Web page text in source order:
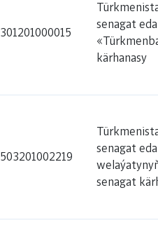
301201000015
senagat
kärhanasy
503201002219
senagat
senagat